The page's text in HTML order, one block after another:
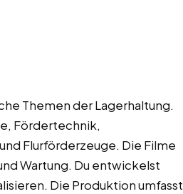
Themen der Lagerhaltung.
Fördertechnik,
Flurförderzeuge. Die Filme
Wartung. Du entwickelst
Die Produktion umfasst